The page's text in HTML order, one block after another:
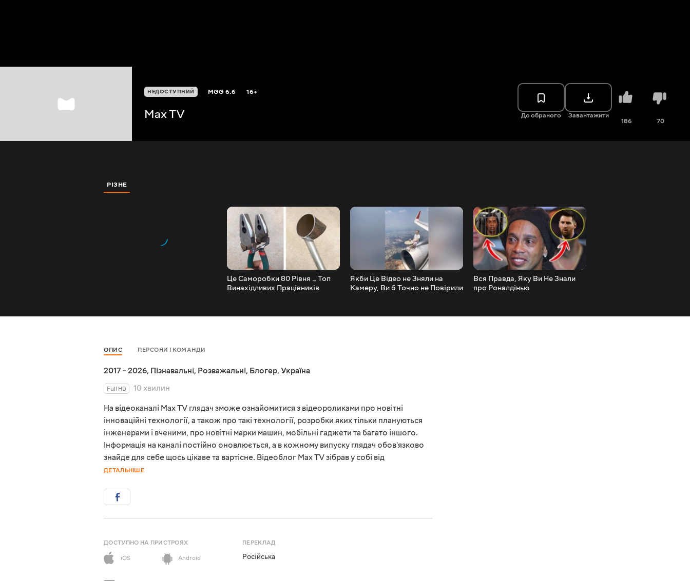
НЕДОСТУПНИЙ MGG6.6 16+
Max TV До обраного Завантажити
186 70
РІЗНЕ
Це Саморобки 80 Рівня _ Топ
Винахідливих Працівників
Якби Це Відео не Зняли на
Камеру, Ви б Точно не Повірили
Вся Правда, Яку Ви Не Знали
про Роналдінью
ОПИС ПЕРСОНИ І КОМАНДИ
2017 - 2026, Пізнавальні, Розважальні, Блогер, Україна
Full HD
10 хвилин
На відеоканалі Max TV глядач зможе ознайомитися з відеороликами про новітні
інноваційні технології, а також про такі технології, розробки яких тільки плануються
інженерами і вченими, про новітні марки машин, мобільні гаджети та багато іншого.
Інформація на каналі постійно оновлюється, а в кожному випуску глядач обов'язково
знайде для себе щось цікаве та вартісне. Відеоблог Max TV зібрав у собі від
ДЕТАЛЬНІШЕ
ДОСТУПНО НА ПРИСТРОЯХ
iOS
Android
ПЕРЕКЛАД
Російська